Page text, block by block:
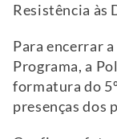
Resistência às
Para encerrar
Programa, a
formatura do
presenças dos